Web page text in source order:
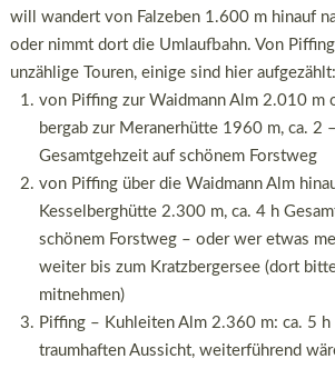
will wandert von Falzeben 1.600 m hinauf
oder nimmt dort die Umlaufbahn. Von
unzählige Touren, einige sind hier aufgezählt:
von Piffing zur Waidmann Alm 2.010 m
bergab zur Meranerhütte 1960 m, ca. 2
Gesamtgehzeit auf schönem Forstweg
von Piffing über die Waidmann Alm
Kesselberghütte 2.300 m, ca. 4 h
schönem Forstweg – oder wer etwas
weiter bis zum Kratzbergersee (dort
mitnehmen)
Piffing – Kuhleiten Alm 2.360 m: ca. 5
traumhaften Aussicht, weiterführend